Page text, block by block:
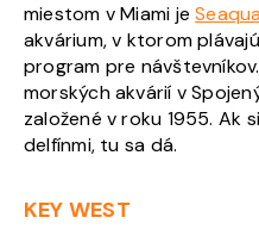
miestom v Miami je
akvárium, v ktorom
program pre
morských akvárií v
založené v roku 1955. Ak
delfínmi, tu sa dá.
KEY WEST